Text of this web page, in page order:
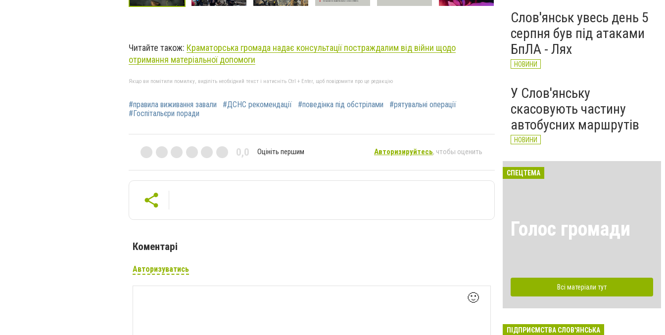
Читайте також: Краматорська громада надає консультації постраждалим від війни щодо
отримання матеріальної допомоги
Якщо ви помітили помилку, виділіть необхідний текст і натисніть Ctrl + Enter, щоб повідомити про це редакцію
#правила виживання завали #ДСНС рекомендації #поведінка під обстрілами
#рятувальні операції
#Госпітальєри поради
0,0 Оцініть першим Авторизируйтесь, чтобы оценить
Коментарі
Авторизуватись
🙂
Слов'янськ увесь день 5
серпня був під атаками
БпЛА - Лях
НОВИНИ
У Слов'янську
скасовують частину
автобусних маршрутів
НОВИНИ
СПЕЦТЕМА
Голос громади
Всі матеріали тут
ПІДПРИЄМСТВА СЛОВ'ЯНСЬКА